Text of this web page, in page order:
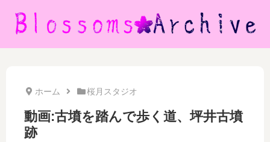
ホーム 桜月スタジオ
動画:古墳を踏んで歩く道、坪井古墳
跡